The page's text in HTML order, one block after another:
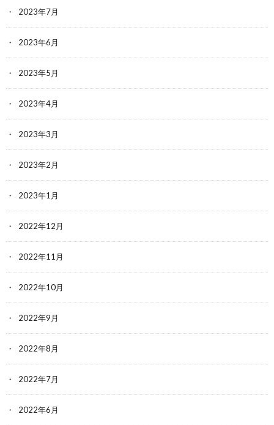
2023年7月
2023年6月
2023年5月
2023年4月
2023年3月
2023年2月
2023年1月
2022年12月
2022年11月
2022年10月
2022年9月
2022年8月
2022年7月
2022年6月